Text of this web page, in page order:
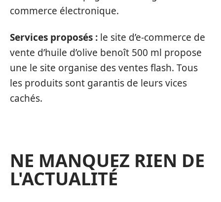
commerce électronique.
Services proposés : le site d’e-commerce de
vente d’huile d’olive benoît 500 ml propose
une le site organise des ventes flash. Tous
les produits sont garantis de leurs vices
cachés.
NE MANQUEZ RIEN DE
L'ACTUALITÉ